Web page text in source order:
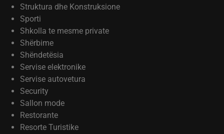
Struktura dhe Konstruksione
Sporti
Shkolla te mesme private
Shërbime
Shëndetësia
Servise elektronike
Servise autovetura
Security
Sallon mode
Restorante
Resorte Turistike